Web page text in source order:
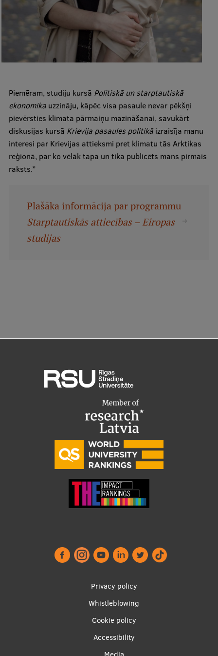
EURAXESS RSU contact point
Foreign delegation requests
EATRIS Coordinator in Latvia
Piemēram, studiju kursā Politiskā un starptautiskā
ekonomikauzzināju, kāpēc visa pasaule nevar pēkšņi
pievērsties klimata pārmaiņu mazināšanai, savukārt
diskusijas kursā Krievija pasaules politikāizraisīja manu
interesi par Krievijas attieksmi pret klimatu tās Arktikas
reģionā, par ko vēlāk tapa un tika publicēts mans pirmais
raksts.”
Plašāka informācija par programmu
Starptautiskās attiecības – Eiropas
studijas
Privacy policy
Whistleblowing
Cookie policy
Accessibility